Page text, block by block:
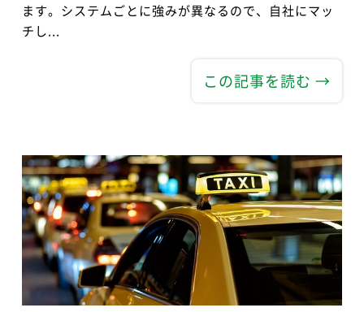
ます。システムごとに強みが異なるので、自社にマッ
チし...
この記事を読む →